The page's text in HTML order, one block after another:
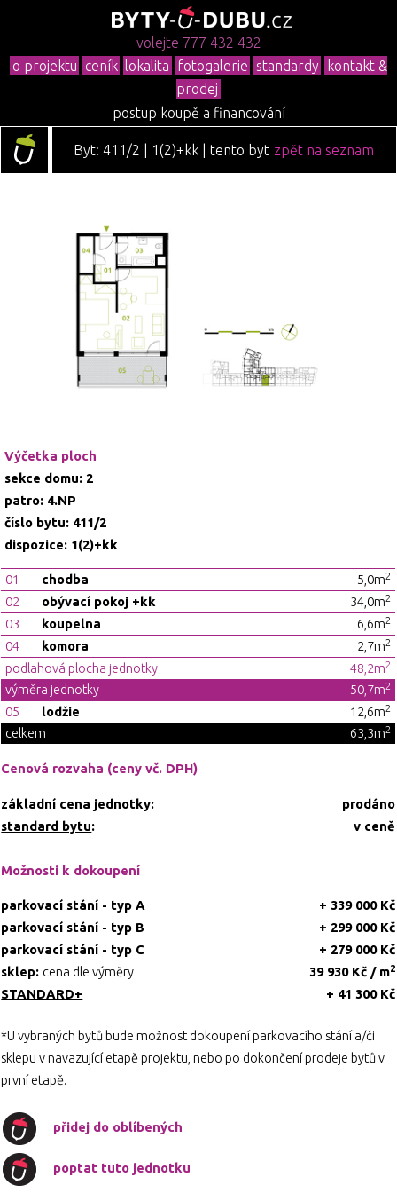
volejte 777 432 432
o projektu ceník lokalita fotogalerie standardy
kontakt &
prodej
postup koupě a financování
zpět na seznam
Byt: 411/2 | 1(2)+kk | tento byt
Výčetka ploch
sekce domu: 2
patro: 4.NP
číslo bytu: 411/2
dispozice: 1(2)+kk
01 chodba 5,0m2
02 obývací pokoj +kk 34,0m2
03 koupelna 6,6m2
04 komora 2,7m2
podlahová plocha jednotky 48,2m2
výměra jednotky 50,7m2
05 lodžie 12,6m2
celkem 63,3m2
Cenová rozvaha (ceny vč. DPH)
základní cena jednotky:
prodáno
standard bytu: v ceně
Možnosti k dokoupení
parkovací stání - typ A
+ 339 000 Kč
parkovací stání - typ B
+ 299 000 Kč
parkovací stání - typ C
+ 279 000 Kč
sklep: cena dle výměry 39 930 Kč / m2
STANDARD+ + 41 300 Kč
*U vybraných bytů bude možnost dokoupení parkovacího stání a/či
sklepu v navazující etapě projektu, nebo po dokončení prodeje bytů v
první etapě.
přidej do oblíbených
poptat tuto jednotku